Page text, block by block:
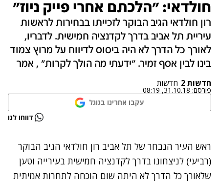
חולדאי: "הלכתם אחרי פייק ניוז"
רון חולדאי הגיב הבוקר לזכייתו בבחירות לראשות
עיריית תל אביב בדרך לקדנציה חמישית. לדבריו,
לאורך כל הדרך לא היה ביסוס לדיווח על מרוץ צמוד
בינו לבין אסף זמיר. "ידעתי מה הולך לקרות" , אמר
חדשות 2 חדשות
פורסם: 31.10.18, 08:19
עקבו אחרינו בגוגל
נתקלנו בבעיה דווחו לנו
ראש העיר הנבחר של תל אביב רון חולדאי הגיב הבוקר
(רביעי) לניצחונו בדרך לקדנציה חמישית בעירייה וטען
שלאורך כל הדרך לא היתה שום הוכחה לתחרות אמיתית